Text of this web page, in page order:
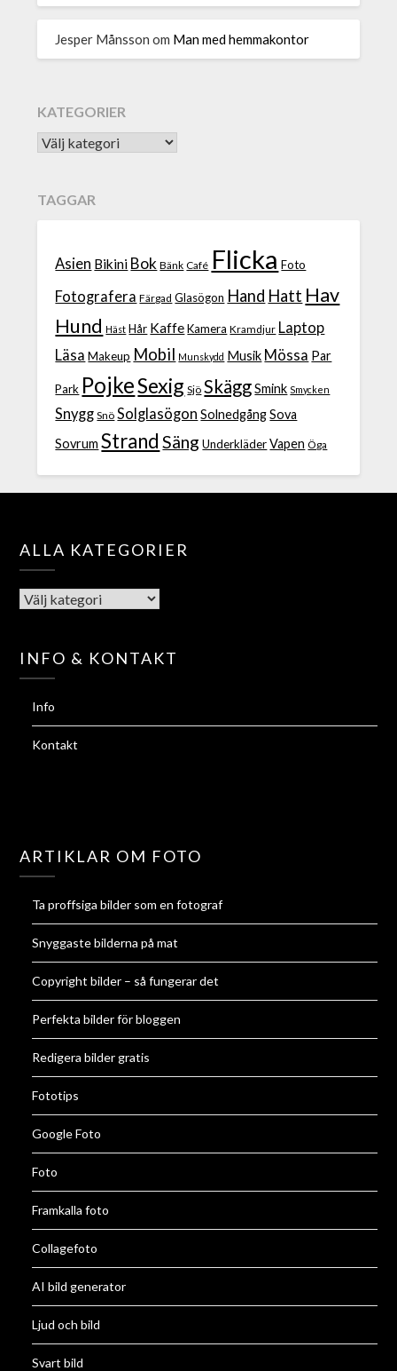
Jesper Månsson om Man med hemmakontor
KATEGORIER
TAGGAR
Asien Bikini Bok Bänk Café Flicka Foto
Fotografera Färgad Glasögon Hand Hatt Hav
Hund Häst Hår Kaffe Kamera Kramdjur Laptop
Läsa Makeup Mobil Munskydd Musik Mössa Par
Park PojkeSexig Sjö Skägg Smink Smycken
Snygg Snö Solglasögon Solnedgång Sova
Sovrum Strand Säng Underkläder Vapen Öga
ALLA KATEGORIER
INFO & KONTAKT
Info
Kontakt
ARTIKLAR OM FOTO
Ta proffsiga bilder som en fotograf
Snyggaste bilderna på mat
Copyright bilder – så fungerar det
Perfekta bilder för bloggen
Redigera bilder gratis
Fototips
Google Foto
Foto
Framkalla foto
Collagefoto
AI bild generator
Ljud och bild
Svart bild